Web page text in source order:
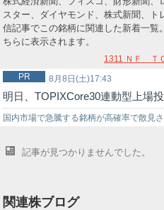
スター、ダイヤモンド、株式新聞、
信記事でこの銘柄に関連した新着一覧
ちらに表示されます。
1311 ＮＦ Ｔ
8月8日(土)17:43
PR
明日、TOPIXCore30連動型上場
国内市場で急騰する銘柄が高確率で散見
投資戦略に困っている初心者の投資家様
記事が見つかりませんでした。
関連株ブログ